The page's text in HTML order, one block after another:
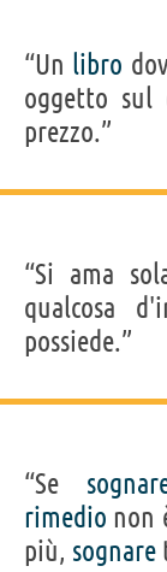
“Un libro
oggetto sul
prezzo.”
“Si ama
qualcosa
possiede.”
“Se
rimedio non
più, sognare